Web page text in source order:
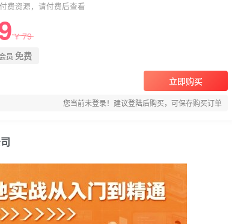
费资源，请付费后查看
￥79
员 免费
立即购买
您当前未登录！建议登陆后购买，可保存购买订单